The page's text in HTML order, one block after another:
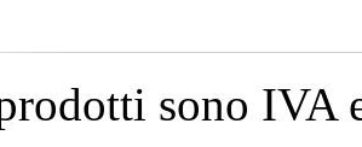
sono IVA